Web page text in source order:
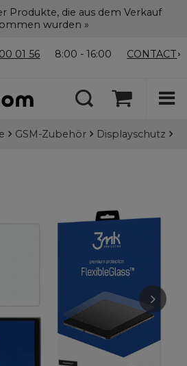
Produkte, die aus dem Verkauf
wurden »
01 56 8:00 - 16:00 CONTACT
GSM-Zubehör Displayschutz